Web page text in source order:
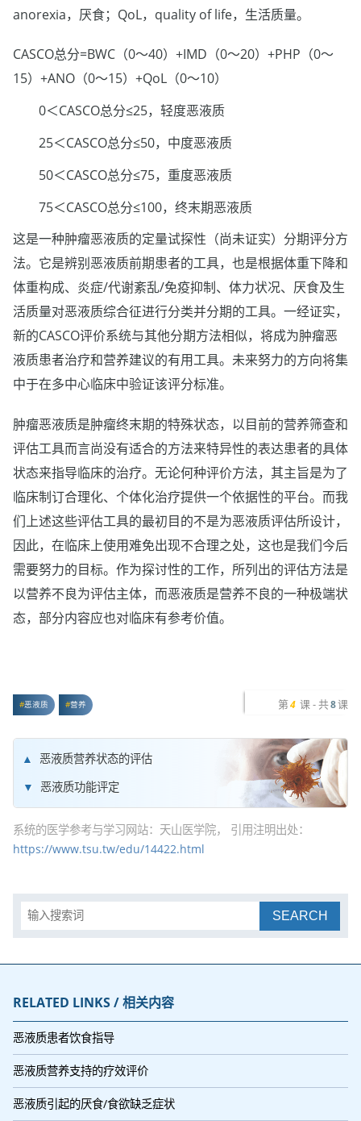
anorexia，厌食；QoL，quality of life，生活质量。
CASCO总分=BWC（0～40）+IMD（0～20）+PHP（0～
15）+ANO（0～15）+QoL（0～10）
0＜CASCO总分≤25，轻度恶液质
25＜CASCO总分≤50，中度恶液质
50＜CASCO总分≤75，重度恶液质
75＜CASCO总分≤100，终末期恶液质
这是一种肿瘤恶液质的定量试探性（尚未证实）分期评分方
法。它是辨别恶液质前期患者的工具，也是根据体重下降和
体重构成、炎症/代谢紊乱/免疫抑制、体力状况、厌食及生
活质量对恶液质综合征进行分类并分期的工具。一经证实，
新的CASCO评价系统与其他分期方法相似，将成为肿瘤恶
液质患者治疗和营养建议的有用工具。未来努力的方向将集
中于在多中心临床中验证该评分标准。
肿瘤恶液质是肿瘤终末期的特殊状态，以目前的营养筛查和
评估工具而言尚没有适合的方法来特异性的表达患者的具体
状态来指导临床的治疗。无论何种评价方法，其主旨是为了
临床制订合理化、个体化治疗提供一个依据性的平台。而我
们上述这些评估工具的最初目的不是为恶液质评估所设计，
因此，在临床上使用难免出现不合理之处，这也是我们今后
需要努力的目标。作为探讨性的工作，所列出的评估方法是
以营养不良为评估主体，而恶液质是营养不良的一种极端状
态，部分内容应也对临床有参考价值。
恶液质 营养 第 4 课 - 共8课
恶液质营养状态的评估
恶液质功能评定
系统的医学参考与学习网站：天山医学院， 引用注明出处：
https://www.tsu.tw/edu/14422.html
SEARCH
RELATED LINKS / 相关内容
恶液质患者饮食指导
恶液质营养支持的疗效评价
恶液质引起的厌食/食欲缺乏症状